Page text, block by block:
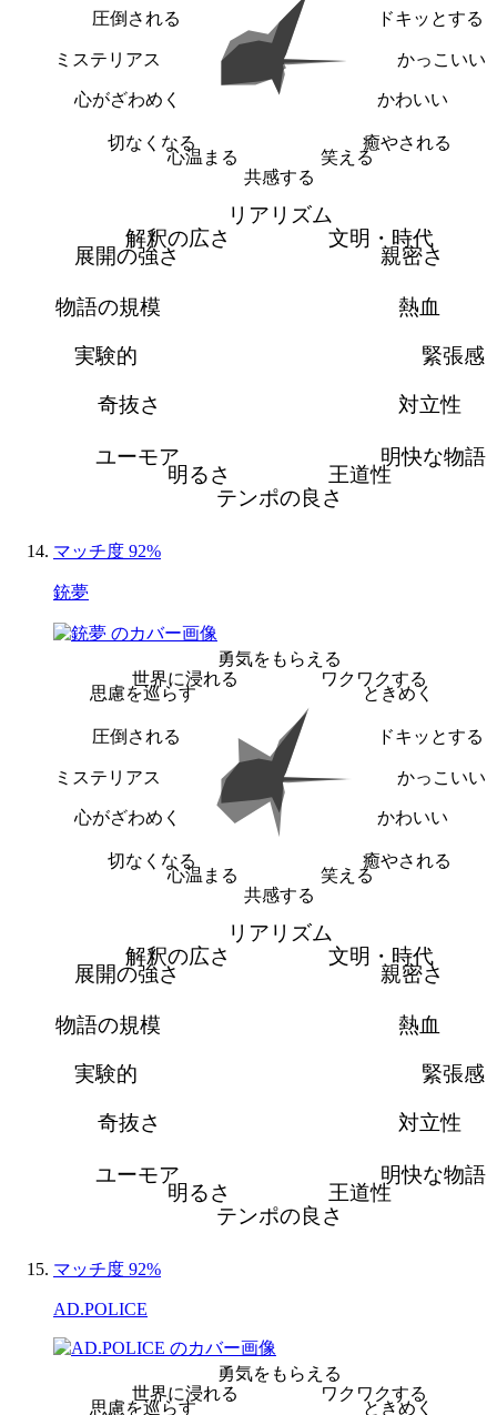
ドキッとする
かっこいい
かわいい
癒やされる
笑える
共感する
心温まる
切なくなる
心がざわめく
ミステリアス
圧倒される
リアリズム
文明・時代
親密さ
熱血
緊張感
対立性
明快な物語
王道性
テンポの良さ
明るさ
ユーモア
奇抜さ
実験的
物語の規模
展開の強さ
解釈の広さ
マッチ度 92%
銃夢
勇気をもらえる
ワクワクする
ときめく
ドキッとする
かっこいい
かわいい
癒やされる
笑える
共感する
心温まる
切なくなる
心がざわめく
ミステリアス
圧倒される
思慮を巡らす
世界に浸れる
リアリズム
文明・時代
親密さ
熱血
緊張感
対立性
明快な物語
王道性
テンポの良さ
明るさ
ユーモア
奇抜さ
実験的
物語の規模
展開の強さ
解釈の広さ
マッチ度 92%
AD.POLICE
勇気をもらえる
ワクワクする
ときめく
思慮を巡らす
世界に浸れる